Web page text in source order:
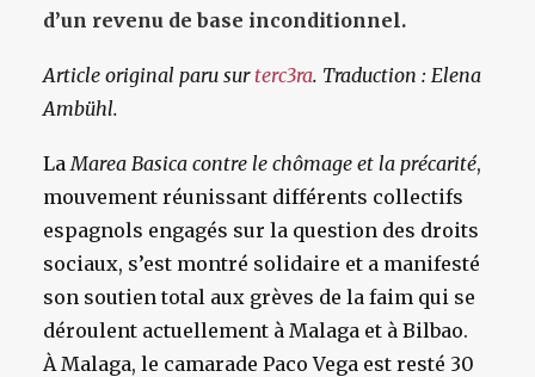
d’un revenu de base inconditionnel.
Article original paru sur terc3ra. Traduction : Elena
Ambühl.
LaMarea Basica contre le chômage et la précarité,
mouvement réunissant différents collectifs
espagnols engagés sur la question des droits
sociaux, s’est montré solidaire et a manifesté
son soutien total aux grèves de la faim qui se
déroulent actuellement à Malaga et à Bilbao.
À Malaga, le camarade Paco Vega est resté 30